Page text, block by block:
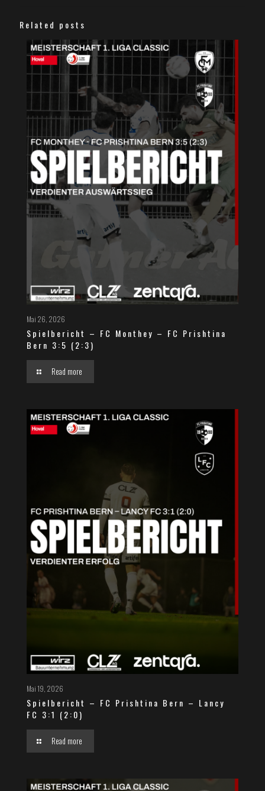
Related posts
Mai 26, 2026
Spielbericht – FC Monthey – FC Prishtina
Bern 3:5 (2:3)
Read more
Mai 19, 2026
Spielbericht – FC Prishtina Bern – Lancy
FC 3:1 (2:0)
Read more